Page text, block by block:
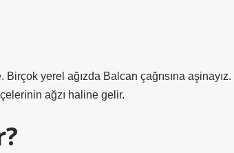
yerel ağızda Balcan çağrısına
ağzı haline gelir.